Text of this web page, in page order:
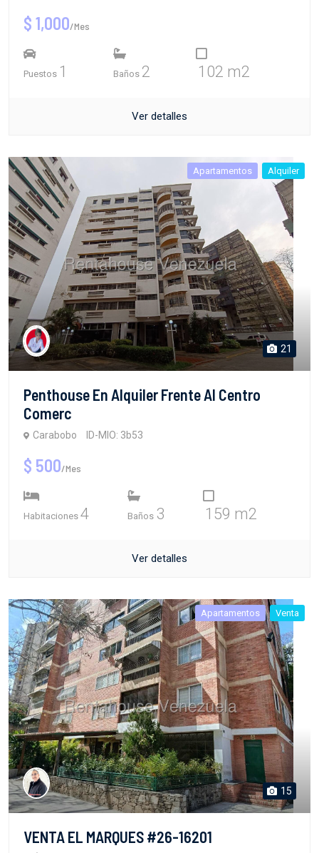
$ 1,000/Mes
Puestos 1 Baños 2 102 m2
Ver detalles
Apartamentos Alquiler
21
Penthouse En Alquiler Frente Al Centro
Comerc
Carabobo ID-MIO: 3b53
$ 500/Mes
Habitaciones 4 Baños 3 159 m2
Ver detalles
Apartamentos Venta
15
VENTA EL MARQUES #26-16201